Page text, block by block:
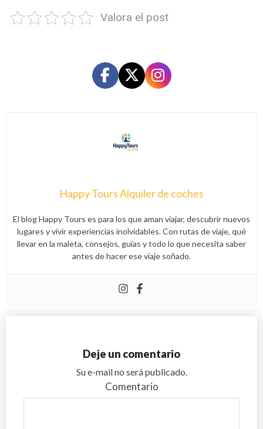
Valora el post
Happy Tours Alquiler de coches
El blog Happy Tours es para los que aman viajar, descubrir nuevos
lugares y vivir experiencias inolvidables. Con rutas de viaje, qué
llevar en la maleta, consejos, guías y todo lo que necesita saber
antes de hacer ese viaje soñado.
Deje un comentario
Su e-mail no será publicado.
Comentario